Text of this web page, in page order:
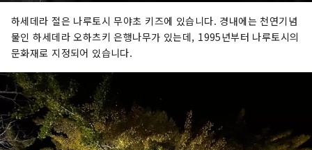
하세데라 절은 나루토시 무야초 키즈에 있습니다. 경내에는 천연기념
물인 하세데라 오하츠키 은행나무가 있는데, 1995년부터 나루토시의
문화재로 지정되어 있습니다.